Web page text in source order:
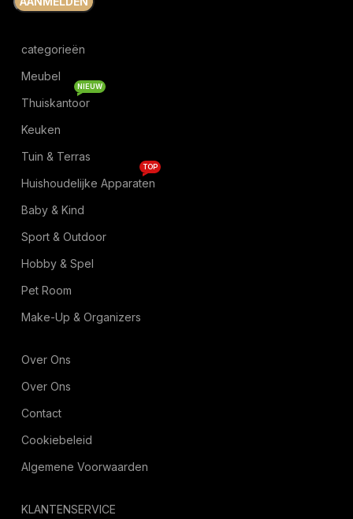
categorieën
Meubel
Thuiskantoor
NIEUW
Keuken
Tuin & Terras
Huishoudelijke Apparaten
TOP
Baby & Kind
Sport & Outdoor
Hobby & Spel
Pet Room
Make-Up & Organizers
Over Ons
Over Ons
Contact
Cookiebeleid
Algemene Voorwaarden
KLANTENSERVICE